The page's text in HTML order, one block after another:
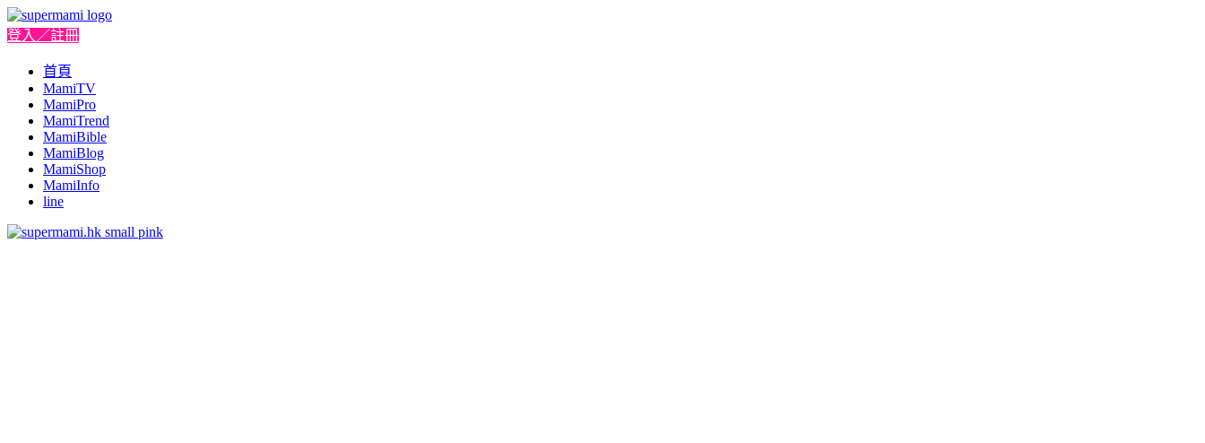
登入／註冊
首頁
MamiTV
MamiPro
MamiTrend
MamiBible
MamiBlog
MamiShop
MamiInfo
line